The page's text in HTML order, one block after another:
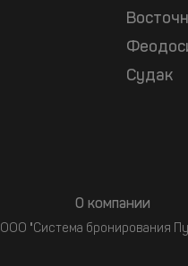
Судак
О компании
ООО "Система бронирования